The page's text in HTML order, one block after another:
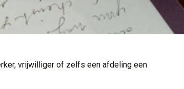
vrijwilliger of zelfs een afdeling een